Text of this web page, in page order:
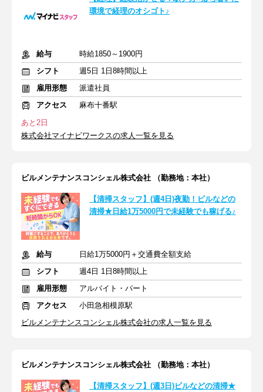
環境で経理のオシゴト♪
給与
時給1850～1900円
シフト
週5日 1日8時間以上
雇用形態
派遣社員
アクセス
麻布十番駅
あと2日
株式会社マイナビワークスの求人一覧を見る
ビルメンテナンスコンシェル株式会社 （勤務地：本社）
【清掃スタッフ】(週4日)夜勤！ビルなどの
清掃★日給1万5000円で未経験でも稼げる♪
給与
日給1万5000円＋交通費全額支給
シフト
週4日 1日8時間以上
雇用形態
アルバイト・パート
アクセス
小田急相模原駅
ビルメンテナンスコンシェル株式会社の求人一覧を見る
ビルメンテナンスコンシェル株式会社 （勤務地：本社）
【清掃スタッフ】(週3日)ビルなどの清掃★